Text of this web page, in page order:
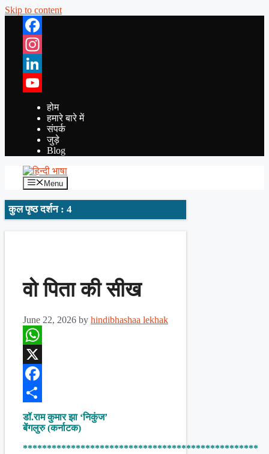
Skip to content
Facebook
Instagram
LinkedIn
YouTube
होम
हमारे बारे में
संपर्क
जुड़े
Blog
Menu
कुल पृष्ठ दर्शन : 4
वो पिता की सीख
June 22, 2026 by hindibhashaa lekhak
WhatsApp
X
Facebook
Share
डॉ.राम कुमार झा ‘निकुंज’
बेंगलुरु (कर्नाटक)
*************************************************